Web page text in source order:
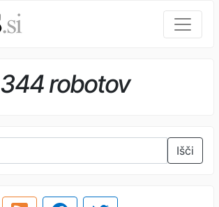
344 robotov
Išči